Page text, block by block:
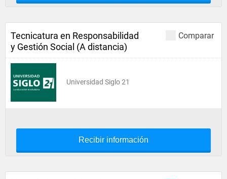
Comparar
Tecnicatura en Responsabilidad
y Gestión Social (A distancia)
Universidad Siglo 21
Recibir información